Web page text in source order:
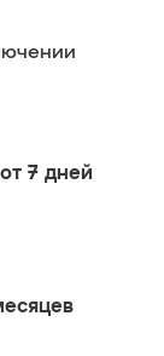
от 7 дней